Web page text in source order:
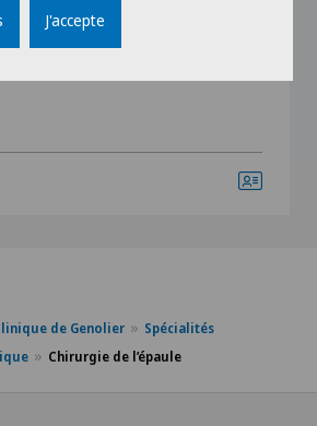
de Genolier
Spécialités
Chirurgie de l’épaule
J'accepte